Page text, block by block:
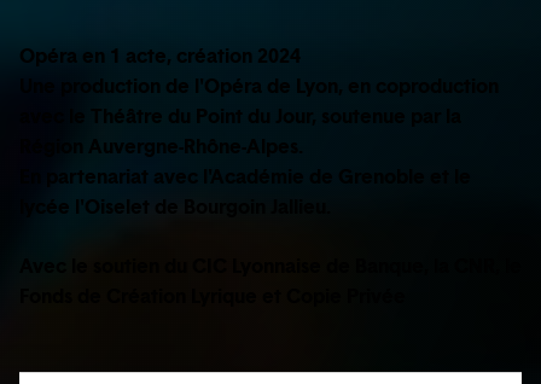
Opéra en 1 acte, création 2024
Une production de l'Opéra de Lyon, en coproduction
avec le Théâtre du Point du Jour, soutenue par la
Région Auvergne-Rhône-Alpes.
En partenariat avec l'Académie de Grenoble et le
lycée l'Oiselet de Bourgoin Jallieu.